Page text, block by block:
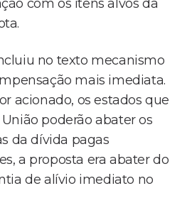
com os itens alvos da
no texto mecanismo
mais imediata.
acionado, os estados que
poderão abater os
da dívida pagas
a proposta era abater do
de alívio imediato no